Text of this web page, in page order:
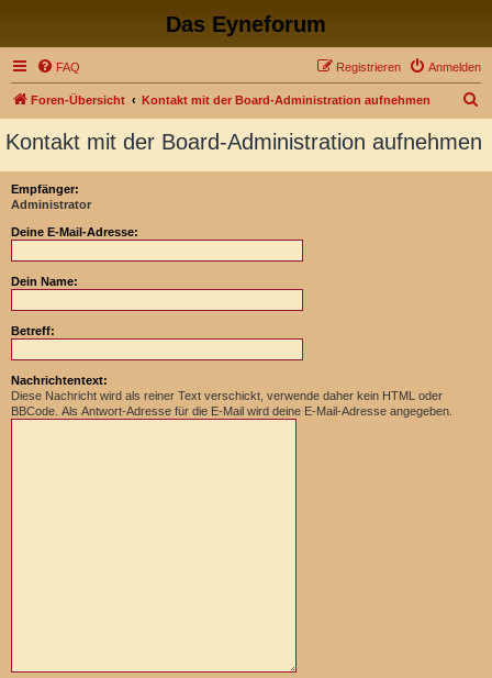
Das Eyneforum
FAQ Anmelden
Registrieren
Foren-Übersicht Kontakt mit der Board-Administration aufnehmen
c
Kontakt mit der Board-Administration aufnehmen
Empfänger:
Administrator
Deine E-Mail-Adresse:
Dein Name:
Betreff:
Nachrichtentext:
Diese Nachricht wird als reiner Text verschickt, verwende daher kein HTML oder
BBCode. Als Antwort-Adresse für die E-Mail wird deine E-Mail-Adresse angegeben.